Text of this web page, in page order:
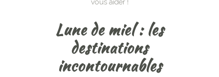
vous aider !
Lune de miel : les
destinations
incontournables